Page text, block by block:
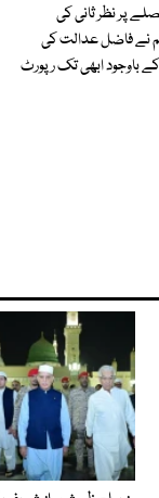
جج کا نام تجویزکرنے کاکہا مگرانھوں نے فاضل عدالت سے جون 2013ء کے فیصلے پر نظر ثانی کی
نے فاضل عدالت کی
حادثہ ہوا اور اتنا عرصہ گزرنے کے باوجود ابھی تک رپورٹ